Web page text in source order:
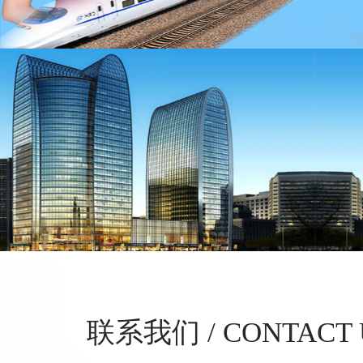
联系我们 / CONTACT